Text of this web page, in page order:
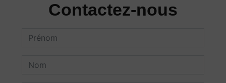
Contactez-nous